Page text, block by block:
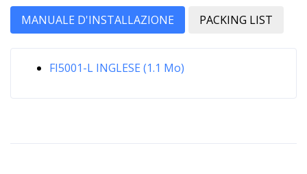
MANUALE D'INSTALLAZIONE PACKING LIST
FI5001-L INGLESE (1.1 Mo)